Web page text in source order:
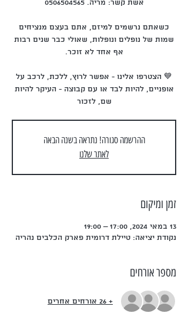
כשאתם נרשמים למיזם, אתם בעצם מנציחים
שמות של נופלים ונופלות, שאולי כבר שנים רבות
💙 הצטרפו אלינו - אפשר לרוץ, ללכת, לרכב על
אופניים, להיות לבד או עם קבוצה - העיקר להיות
שם, לזכור
ההרשמה סגורה! נתראה בשנה הבאה
לאתר שלנו
זמן ומיקום
13 במאי 2024, 17:00 – 19:00
נקודת יציאה: טיילת דרומית פארק הכלבים נהריה
מספר אורחים
+ 26 אורחים אחרים